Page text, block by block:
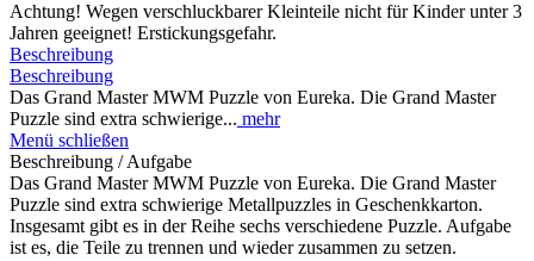
Achtung! Wegen verschluckbarer Kleinteile nicht für Kinder unter 3
Jahren geeignet! Erstickungsgefahr.
Beschreibung
Beschreibung
Das Grand Master MWM Puzzle von Eureka. Die Grand Master
Puzzle sind extra schwierige... mehr
Menü schließen
Beschreibung / Aufgabe
Das Grand Master MWM Puzzle von Eureka. Die Grand Master
Puzzle sind extra schwierige Metallpuzzles in Geschenkkarton.
Insgesamt gibt es in der Reihe sechs verschiedene Puzzle. Aufgabe
ist es, die Teile zu trennen und wieder zusammen zu setzen.